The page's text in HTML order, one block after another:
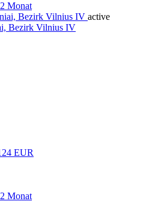
Monat
active
Bezirk Vilnius IV
EUR
Monat